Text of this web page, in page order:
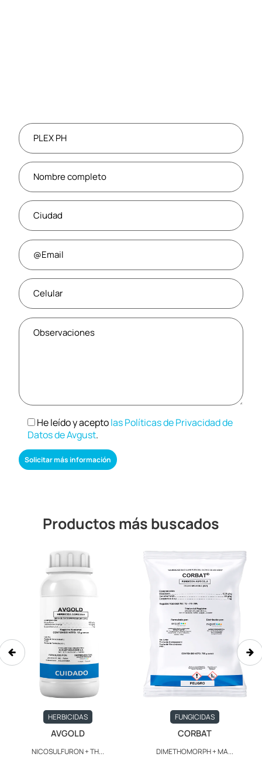
He leído y aceptolas Políticas de Privacidad de
Datos de Avgust.
Productos más buscados
HERBICIDAS
AVGOLD
NICOSULFURON + TH...
FUNGICIDAS
CORBAT
DIMETHOMORPH + MA...